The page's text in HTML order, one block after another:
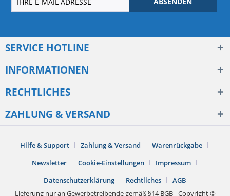
SERVICE HOTLINE
INFORMATIONEN
RECHTLICHES
ZAHLUNG & VERSAND
Hilfe & Support Zahlung & Versand
Warenrückgabe
Newsletter
Cookie-Einstellungen
Impressum
Datenschutzerklärung
Rechtliches
AGB
Lieferung nur an Gewerbetreibende gemäß §14 BGB - Copyright ©